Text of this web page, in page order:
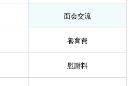
面会交流
養育費
慰謝料